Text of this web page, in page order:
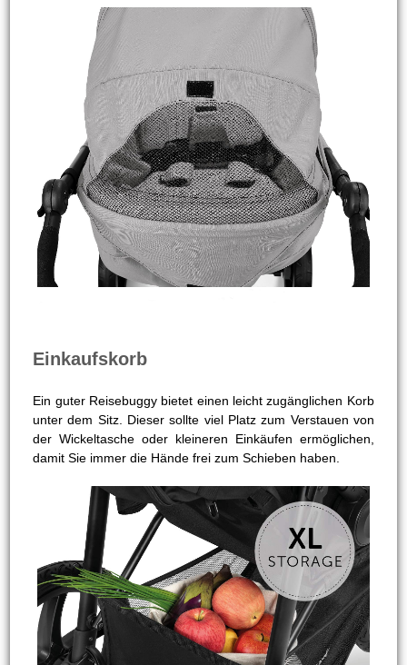
Einkaufskorb
Ein guter Reisebuggy bietet einen leicht zugänglichen Korb
unter dem Sitz. Dieser sollte viel Platz zum Verstauen von
der Wickeltasche oder kleineren Einkäufen ermöglichen,
damit Sie immer die Hände frei zum Schieben haben.